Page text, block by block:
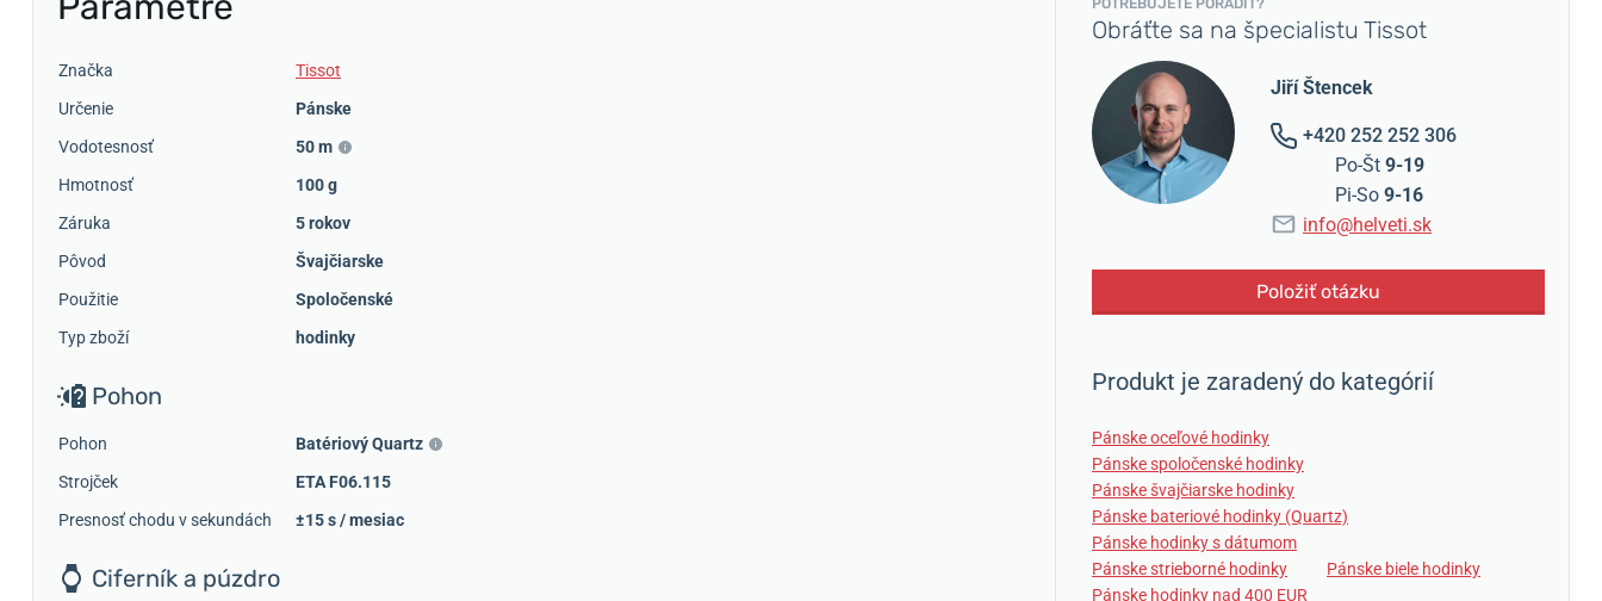
Značka
Tissot
Určenie
Pánske
Vodotesnosť
50 m
Hmotnosť
100 g
Záruka
5 rokov
Pôvod
Švajčiarske
Použitie
Spoločenské
Typ zboží
hodinky
Pohon
Pohon
Batériový Quartz
Strojček
ETA F06.115
Presnosť chodu v sekundách
±15 s / mesiac
Ciferník a púzdro
POTREBUJETE PORADIŤ?
Obráťte sa na špecialistu Tissot
Jiří Štencek
+420 252 252 306
Po-Št 9-19
Pi-So 9-16
info@helveti.sk
Položiť otázku
Produkt je zaradený do kategórií
Pánske oceľové hodinky
Pánske spoločenské hodinky
Pánske švajčiarske hodinky
Pánske bateriové hodinky (Quartz)
Pánske hodinky s dátumom
Pánske strieborné hodinky
Pánske biele hodinky
Pánske hodinky nad 400 EUR